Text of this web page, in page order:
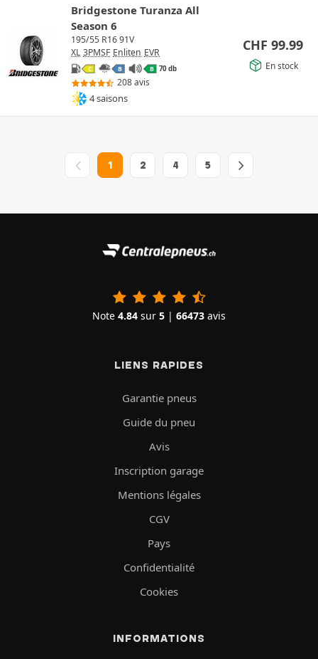
Bridgestone Turanza All
Season 6
195/55 R16 91V
XL 3PMSF Enliten EVR
C B B 70 db
208 avis
4 saisons
CHF 99.99
En stock
1 2 4 5
Note 4.84 sur 5 | 66473 avis
LIENS RAPIDES
Garantie pneus
Guide du pneu
Avis
Inscription garage
Mentions légales
CGV
Pays
Confidentialité
Cookies
INFORMATIONS